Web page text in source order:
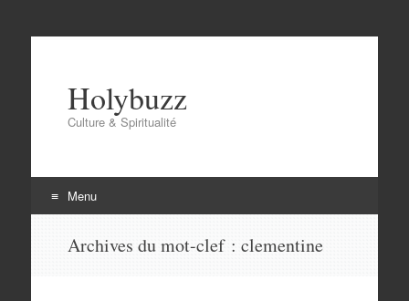
Holybuzz
Culture & Spiritualité
Menu
Archives du mot-clef : clementine